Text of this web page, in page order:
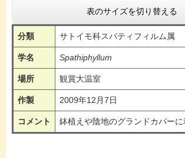
表のサイズを切り替える
分類 サトイモ科スパティフィルム属
学名 Spathiphyllum
場所 観賞大温室
作製 2009年12月7日
コメント 鉢植えや陰地のグランドカバーに